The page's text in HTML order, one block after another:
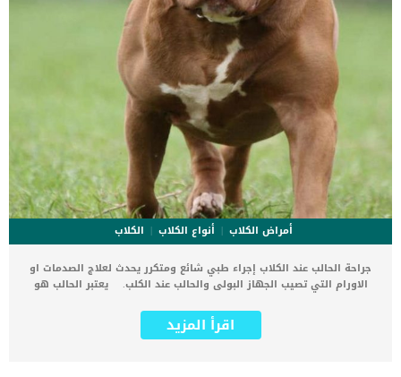
أمراض الكلاب أنواع الكلاب
الكلاب
جراحة الحالب عند الكلاب إجراء طبي شائع ومتكرر يحدث لعلاج الصدمات او
الاورام التي تصيب الجهاز البولى والحالب عند الكلب. يعتبر الحالب هو
الكلاب ازالة اى تلف او يصيبه. اقرأ ايضا: كيفية العلاج الطبيعى للتبول
اللاإرادى عند الكلاب عادة ما تحدث اصابة الحالب نتيجة للعديد من الاصابات
اقرأ المزيد